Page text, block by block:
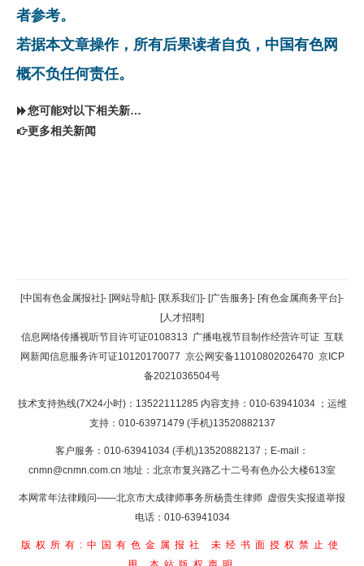
者参考。
若据本文章操作，所有后果读者自负，中国有色网
概不负任何责任。
您可能对以下相关新闻同样感兴趣
更多相关新闻
返回顶部
返回首页
[中国有色金属报社]- [网站导航]- [联系我们]- [广告服务]- [有色金属商务平台]-
[人才招聘]
信息网络传播视听节目许可证0108313 广播电视节目制作经营许可证 互联
网新闻信息服务许可证10120170077 京公网安备11010802026470 京ICP
备2021036504号
技术支持热线(7X24小时)：13522111285 内容支持：010-63941034 ；运维
支持：010-63971479 (手机)13520882137
客户服务：010-63941034 (手机)13520882137；E-mail：
cnmn@cnmn.com.cn 地址：北京市复兴路乙十二号有色办公大楼613室
本网常年法律顾问——北京市大成律师事务所杨贵生律师 虚假失实报道举报
电话：010-63941034
版权所有:中国有色金属报社
未经书面授权禁止使